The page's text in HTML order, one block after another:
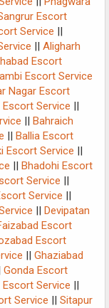
Escort
Service ||
|| Aligharh
Escort
Escort Service
Nagar Escort
Service ||
|| Bahraich
|| Ballia Escort
Escort Service ||
|| Bhadohi Escort
Service ||
Service ||
|| Devipatan
Escort
Escort
|| Ghaziabad
Gonda Escort
Escort Service ||
Service || Sitapur